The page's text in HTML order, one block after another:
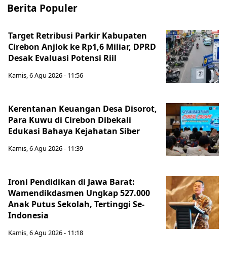
Berita Populer
Target Retribusi Parkir Kabupaten
Cirebon Anjlok ke Rp1,6 Miliar, DPRD
Desak Evaluasi Potensi Riil
Kamis, 6 Agu 2026 - 11:56
Kerentanan Keuangan Desa Disorot,
Para Kuwu di Cirebon Dibekali
Edukasi Bahaya Kejahatan Siber
Kamis, 6 Agu 2026 - 11:39
Ironi Pendidikan di Jawa Barat:
Wamendikdasmen Ungkap 527.000
Anak Putus Sekolah, Tertinggi Se-
Indonesia
Kamis, 6 Agu 2026 - 11:18